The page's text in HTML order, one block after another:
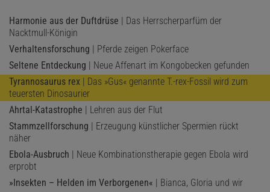
Harmonie aus der Duftdrüse | Das Herrscherparfüm der
Nacktmull-Königin
Verhaltensforschung | Pferde zeigen Pokerface
Seltene Entdeckung | Neue Affenart im Kongobecken gefunden
Tyrannosaurus rex | Das »Gus« genannte T.-rex-Fossil wird zum
teuersten Dinosaurier
Ahrtal-Katastrophe | Lehren aus der Flut
Stammzellforschung | Erzeugung künstlicher Spermien rückt
näher
Ebola-Ausbruch | Neue Kombinationstherapie gegen Ebola wird
erprobt
»Insekten – Helden im Verborgenen« | Bianca, Gloria und wir